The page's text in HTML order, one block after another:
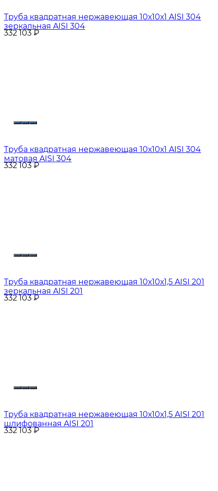
Труба квадратная нержавеющая 10х10х1 AISI 304
зеркальная AISI 304
332 103 ₽
Труба квадратная нержавеющая 10х10х1 AISI 304
матовая AISI 304
332 103 ₽
Труба квадратная нержавеющая 10х10х1,5 AISI 201
зеркальная AISI 201
332 103 ₽
Труба квадратная нержавеющая 10х10х1,5 AISI 201
шлифованная AISI 201
332 103 ₽